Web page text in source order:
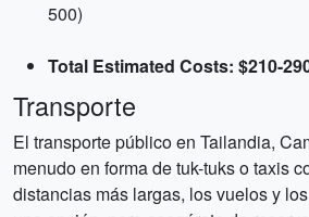
500)
Total Estimated Costs: $210-
Transporte
El transporte público en Tailandia,
menudo en forma de tuk-tuks o taxis
distancias más largas, los vuelos y